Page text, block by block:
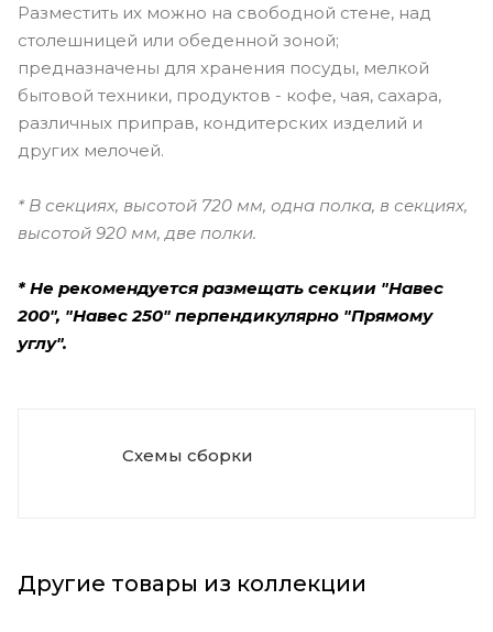
Разместить их можно на свободной стене, над
столешницей или обеденной зоной;
предназначены для хранения посуды, мелкой
бытовой техники, продуктов - кофе, чая, сахара,
различных приправ, кондитерских изделий и
других мелочей.
* В секциях, высотой 720 мм, одна полка, в секциях,
высотой 920 мм, две полки.
* Не рекомендуется размещать секции "Навес
200", "Навес 250" перпендикулярно "Прямому
углу".
Схемы сборки
Другие товары из коллекции